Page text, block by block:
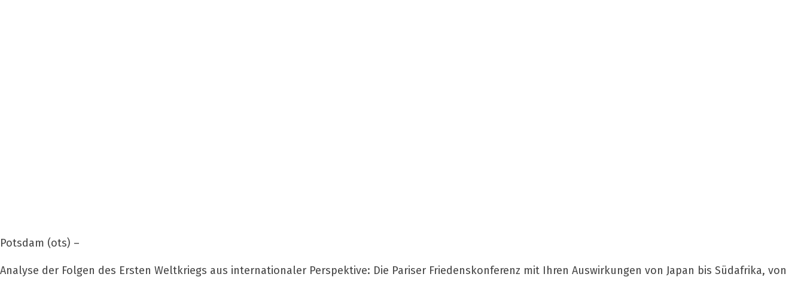
Potsdam (ots) –
Analyse der Folgen des Ersten Weltkriegs aus internationaler Perspektive: Die Pariser Friedenskonferenz mit Ihren Auswirkungen von Japan bis Südafrika, von